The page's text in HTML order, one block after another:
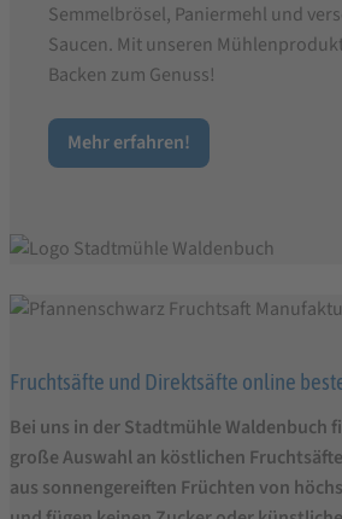
Semmelbrösel, Paniermehl und
Saucen. Mit unseren
Backen zum Genuss!
Mehr erfahren!
Fruchtsäfte und Direktsäfte online
Bei uns in der Stadtmühle Waldenbuch
große Auswahl an köstlichen
aus sonnengereiften Früchten von